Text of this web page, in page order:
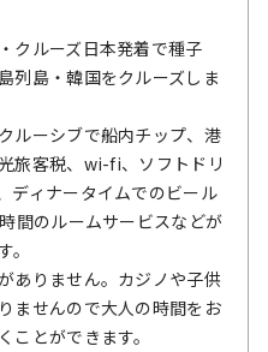
クルーズ日本発着で種子
列島・韓国をクルーズしま
ルーシブで船内チップ、港
旅客税、wi-fi、ソフトドリ
ディナータイムでのビール
間のルームサービスなどが
ありません。カジノや子供
ませんので大人の時間をお
ことができます。